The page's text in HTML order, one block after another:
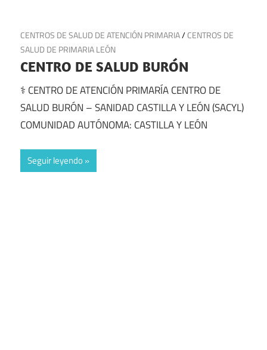
18 de julio de 2025
CENTROS DE SALUD DE ATENCIÓN PRIMARIA/CENTROS DE
SALUD DE PRIMARIA LEÓN
CENTRO DE SALUD BURÓN
⚕️ CENTRO DE ATENCIÓN PRIMARÍA CENTRO DE
SALUD BURÓN – SANIDAD CASTILLA Y LEÓN (SACYL)
COMUNIDAD AUTÓNOMA: CASTILLA Y LEÓN
Seguir leyendo